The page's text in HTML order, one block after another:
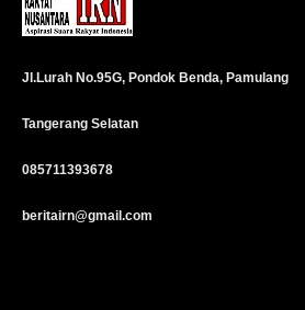
Jl.Lurah No.95G, Pondok Benda, Pamulang
Tangerang Selatan
085711393678
beritairn@gmail.com